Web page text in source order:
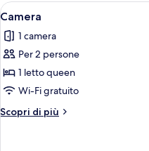
Apri
tutte
le
foto
per
Camera
3
Camera
1 camera
Per 2 persone
1 letto queen
Wi-Fi gratuito
Scopri di più
Altri